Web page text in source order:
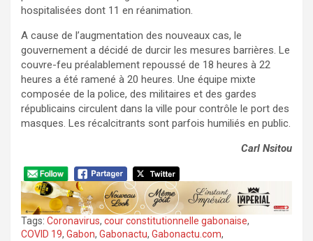
hospitalisées dont 11 en réanimation.
A cause de l’augmentation des nouveaux cas, le
gouvernement a décidé de durcir les mesures barrières. Le
couvre-feu préalablement repoussé de 18 heures à 22
heures a été ramené à 20 heures. Une équipe mixte
composée de la police, des militaires et des gardes
républicains circulent dans la ville pour contrôle le port des
masques. Les récalcitrants sont parfois humiliés en public.
Carl Nsitou
Tags: Coronavirus, cour constitutionnelle gabonaise,
COVID 19, Gabon, Gabonactu, Gabonactu.com,